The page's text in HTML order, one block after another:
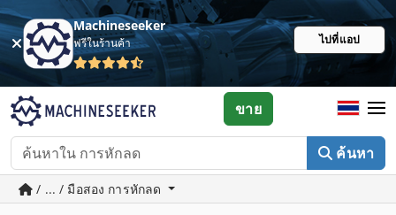
Machineseeker
ฟรีในร้านค้า ไปที่แอป
ค้นหา
ขาย
/ ... / มือสอง การหักลด